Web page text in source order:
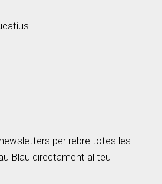
per rebre totes les
Blau directament al teu